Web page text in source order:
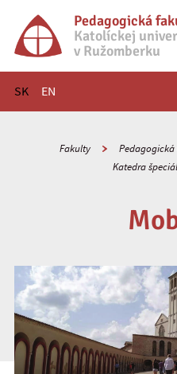
Pedagogická
Katolíckej
v Ružomberku
SK EN
Hlavné menu
Fakulty
Katedra